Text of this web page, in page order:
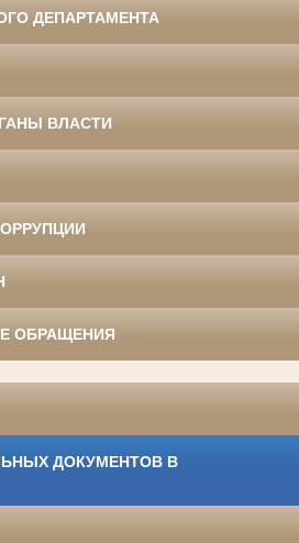
ДЕПАРТАМЕНТА
ВЛАСТИ
ОБРАЩЕНИЯ
ДОКУМЕНТОВ В